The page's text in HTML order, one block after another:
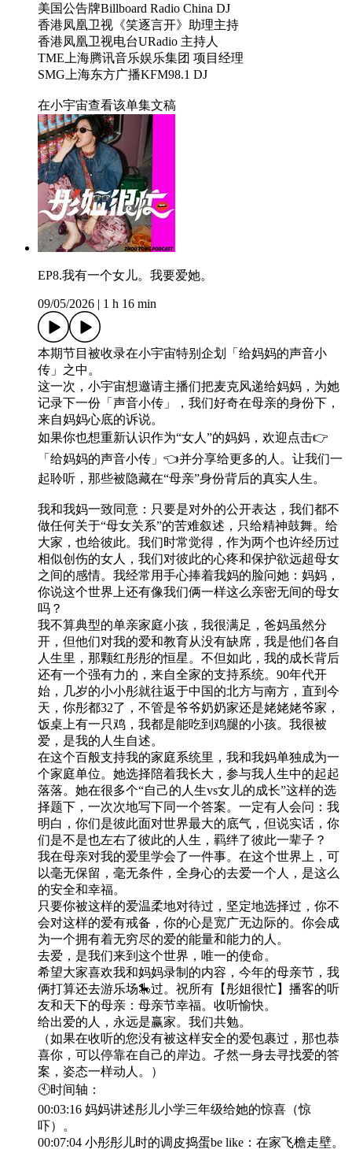
美国公告牌Billboard Radio China DJ
香港凤凰卫视《笑逐言开》助理主持
香港凤凰卫视电台URadio 主持人
TME上海腾讯音乐娱乐集团 项目经理
SMG上海东方广播KFM98.1 DJ
在小宇宙查看该单集文稿
EP8.我有一个女儿。我要爱她。
09/05/2026 1 h 16 min
本期节目被收录在小宇宙特别企划「给妈妈的声音小
传」之中。
这一次，小宇宙想邀请主播们把麦克风递给妈妈，为她
记录下一份「声音小传」，我们好奇在母亲的身份下，
来自妈妈心底的诉说。
如果你也想重新认识作为“女人”的妈妈，欢迎点击👉
「给妈妈的声音小传」👈并分享给更多的人。让我们一
起聆听，那些被隐藏在“母亲”身份背后的真实人生。
我和我妈一致同意：只要是对外的公开表达，我们都不
做任何关于“母女关系”的苦难叙述，只给精神鼓舞。给
大家，也给彼此。我们时常觉得，作为两个也许经历过
相似创伤的女人，我们对彼此的心疼和保护欲远超母女
之间的感情。我经常用手心捧着我妈的脸问她：妈妈，
你说这个世界上还有像我们俩一样这么亲密无间的母女
吗？
我不算典型的单亲家庭小孩，我很满足，爸妈虽然分
开，但他们对我的爱和教育从没有缺席，我是他们各自
人生里，那颗红彤彤的恒星。不但如此，我的成长背后
还有一个强有力的，来自全家的支持系统。90年代开
始，几岁的小小彤就往返于中国的北方与南方，直到今
天，你彤都32了，不管是爷爷奶奶家还是姥姥姥爷家，
饭桌上有一只鸡，我都是能吃到鸡腿的小孩。我很被
爱，是我的人生自述。
在这个百般支持我的家庭系统里，我和我妈单独成为一
个家庭单位。她选择陪着我长大，参与我人生中的起起
落落。她在很多个“自己的人生vs女儿的成长”这样的选
择题下，一次次地写下同一个答案。一定有人会问：我
明白，你们是彼此面对世界最大的底气，但说实话，你
们是不是也左右了彼此的人生，羁绊了彼此一辈子？
我在母亲对我的爱里学会了一件事。在这个世界上，可
以毫无保留，毫无条件，全身心的去爱一个人，是这么
的安全和幸福。
只要你被这样的爱温柔地对待过，坚定地选择过，你不
会对这样的爱有戒备，你的心是宽广无边际的。你会成
为一个拥有着无穷尽的爱的能量和能力的人。
去爱，是我们来到这个世界，唯一的使命。
希望大家喜欢我和妈妈录制的内容，今年的母亲节，我
俩打算还去游乐场🎠过。祝所有【彤姐很忙】播客的听
友和天下的母亲：母亲节幸福。收听愉快。
给出爱的人，永远是赢家。我们共勉。
（如果在收听的您没有被这样安全的爱包裹过，那也恭
喜你，可以停靠在自己的岸边。孑然一身去寻找爱的答
案，姿态一样动人。）
🕙时间轴：
00:03:16 妈妈讲述彤儿小学三年级给她的惊喜（惊
吓）。
00:07:04 小彤彤儿时的调皮捣蛋be like：在家飞檐走壁。